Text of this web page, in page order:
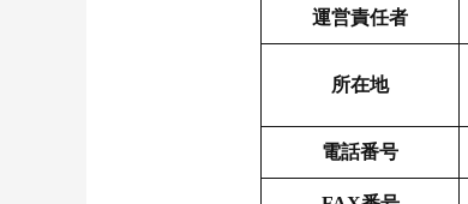
運営責任者
所在地
電話番号